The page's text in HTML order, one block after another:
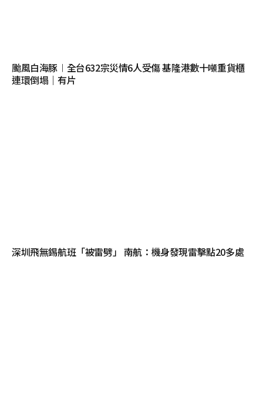
颱風白海豚︱全台632宗災情6人受傷 基隆港數十噸重貨櫃
連環倒塌｜有片
深圳飛無錫航班「被雷劈」 南航：機身發現雷擊點20多處